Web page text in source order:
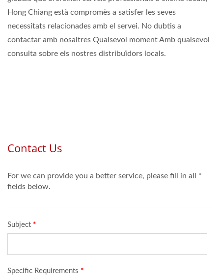
Hong Chiang està compromès a satisfer les seves
necessitats relacionades amb el servei. No dubtis a
contactar amb nosaltres Qualsevol moment Amb qualsevol
consulta sobre els nostres distribuïdors locals.